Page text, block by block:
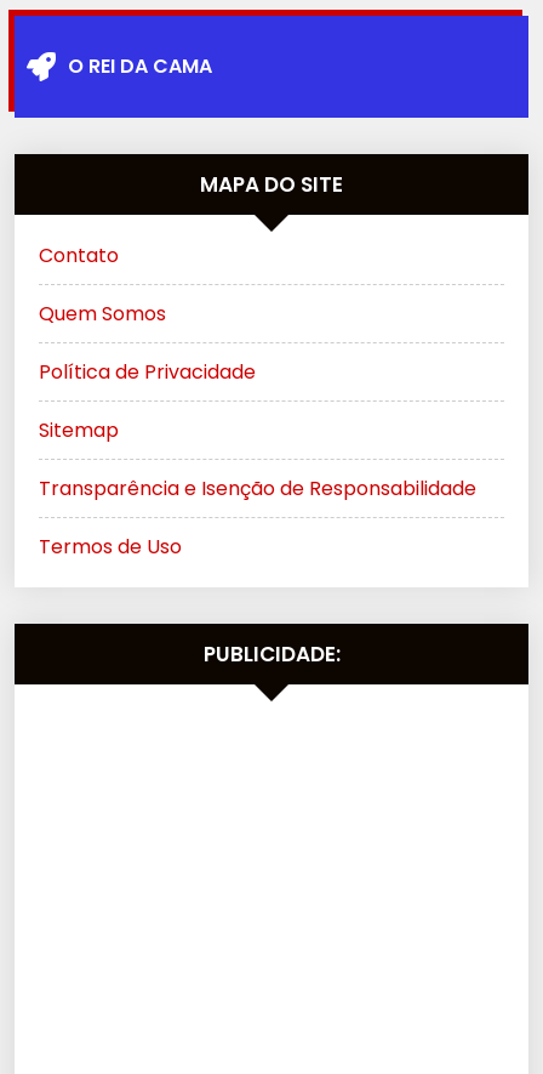
O REI DA CAMA
MAPA DO SITE
Contato
Quem Somos
Política de Privacidade
Sitemap
Transparência e Isenção de Responsabilidade
Termos de Uso
PUBLICIDADE: